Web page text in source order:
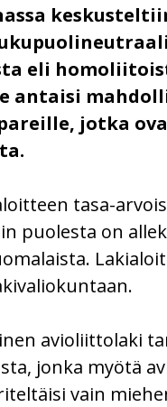
eli
antaisi
jotka
tasa-
puolesta on
avioliittolaki
jonka myötä
vain